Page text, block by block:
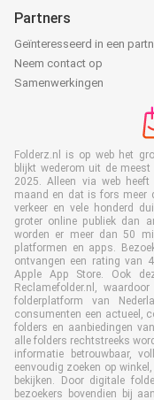
Partners
Geïnteresseerd in een
Neem contact op
Samenwerkingen
Folderz.nl is op web het
blijkt wederom uit de
2025. Alleen via web
maand en dat is fors meer
verkeer en vele honderd
groter online publiek dan
worden er meer dan 50
platformen en apps.
ontvangen een rating van
Apple App Store. Ook
Reclamefolder.nl,
folderplatform van
consumenten een actueel,
folders en aanbiedingen
alle folders rechtstreeks
informatie betrouwbaar,
eenvoudig zoeken op
bekijken. Door digitale
bezoekers bovendien bij